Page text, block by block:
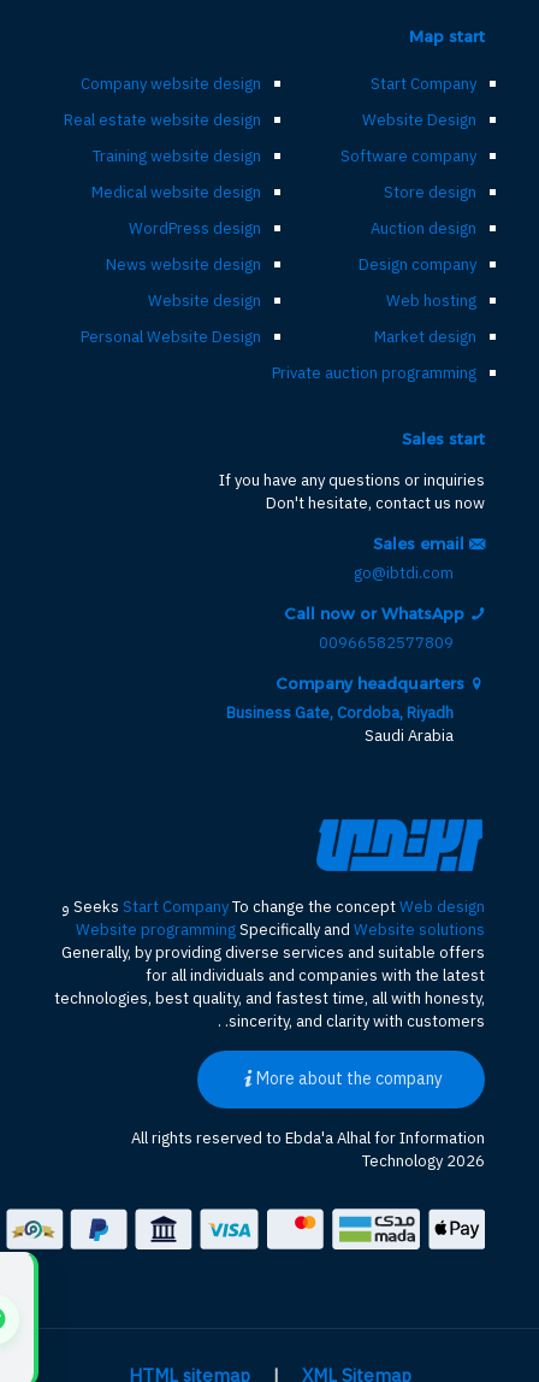
Map start
Start Company
Website Design
Software company
Store design
Auction design
Design company
Web hosting
Market design
Private auction programming
Company website design
Real estate website design
Training website design
Medical website design
WordPress design
News website design
Website design
Personal Website Design
Sales start
If you have any questions or inquiries
Don't hesitate, contact us now
go@ibtdi.com
00966582577809
Business Gate, Cordoba, Riyadh
Saudi Arabia
Seeks Start CompanyTo change the conceptWeb design
و
Website programmingSpecifically and Website solutions
Generally, by providing diverse services and suitable offers
for all individuals and companies with the latest
technologies, best quality, and fastest time, all with honesty,
sincerity, and clarity with customers. .
More about the company
All rights reserved to Ebda'a Alhal for Information
Technology 2026
HTML sitemap | XML Sitemap